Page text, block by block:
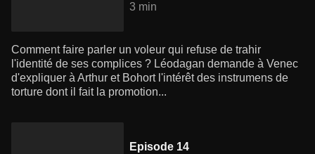
3 min
Comment faire parler un voleur qui refuse de trahir
l'identité de ses complices ? Léodagan demande à Venec
d'expliquer à Arthur et Bohort l'intérêt des instrumens de
torture dont il fait la promotion...
Episode 14